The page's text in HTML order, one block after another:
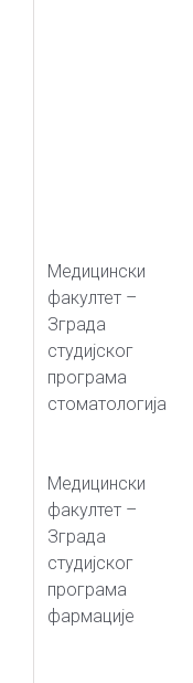
Медицински
факултет –
Зграда
студијског
програма
стоматологија
Медицински
факултет –
Зграда
студијског
програма
фармације